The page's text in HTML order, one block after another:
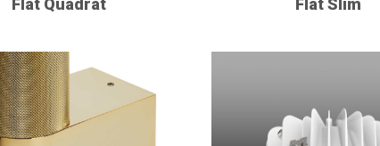
Flat Quadrat Flat Slim